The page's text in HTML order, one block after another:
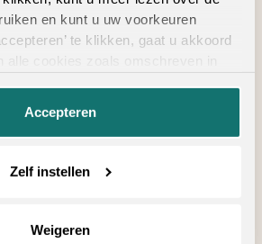
en kunt u uw voorkeuren
te klikken, gaat u akkoord
Accepteren
Zelf instellen
Weigeren